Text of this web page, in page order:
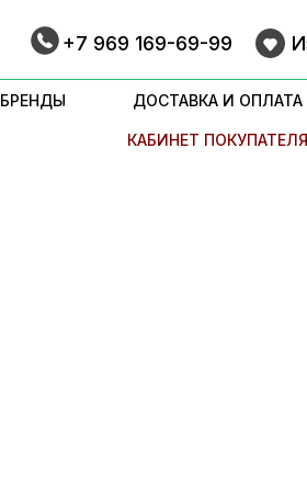
КАБИНЕТ ПОКУПАТЕЛЯ
ДОСТАВКА И ОПЛАТА
БРЕНДЫ
+7 969 169-69-99